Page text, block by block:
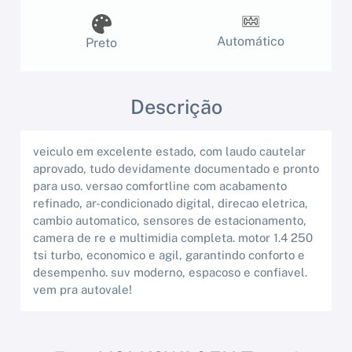
Preto Automático
Descrição
veiculo em excelente estado, com laudo cautelar
aprovado, tudo devidamente documentado e pronto
para uso. versao comfortline com acabamento
refinado, ar-condicionado digital, direcao eletrica,
cambio automatico, sensores de estacionamento,
camera de re e multimidia completa. motor 1.4 250
tsi turbo, economico e agil, garantindo conforto e
desempenho. suv moderno, espacoso e confiavel.
vem pra autovale!